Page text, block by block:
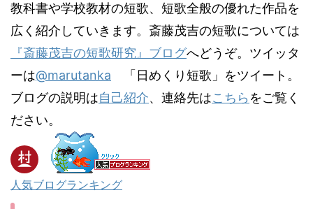
教科書や学校教材の短歌、短歌全般の優れた作品を
広く紹介していきます。斎藤茂吉の短歌については
『斎藤茂吉の短歌研究』ブログへどうぞ。ツイッタ
ーは@marutanka 「日めくり短歌」をツイート。
ブログの説明は自己紹介、連絡先はこちら をご覧く
ださい。
人気ブログランキング